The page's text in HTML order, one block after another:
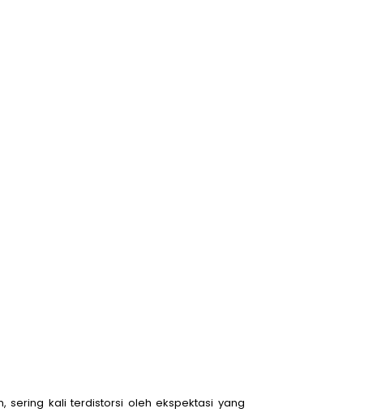
sering kali terdistorsi oleh ekspektasi yang